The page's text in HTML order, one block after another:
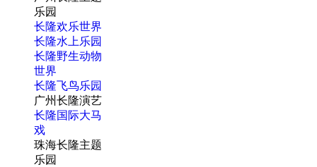
乐园
长隆欢乐世界
长隆水上乐园
长隆野生动物
世界
长隆飞鸟乐园
广州长隆演艺
长隆国际大马
戏
珠海长隆主题
乐园